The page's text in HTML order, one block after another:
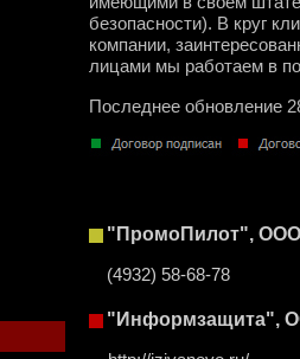
безопасности). В круг
компании,
лицами мы работаем в
Последнее обновление
"ПромоПилот", ООО
(4932) 58-68-78
"Информзащита",